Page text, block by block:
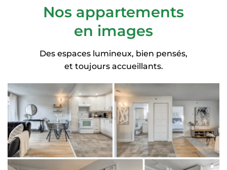
Nos appartements
en images
Des espaces lumineux, bien pensés,
et toujours accueillants.